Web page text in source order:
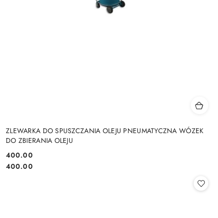
ZLEWARKA DO SPUSZCZANIA OLEJU PNEUMATYCZNA WÓZEK
DO ZBIERANIA OLEJU
Cena:
400.00
Cena:
400.00